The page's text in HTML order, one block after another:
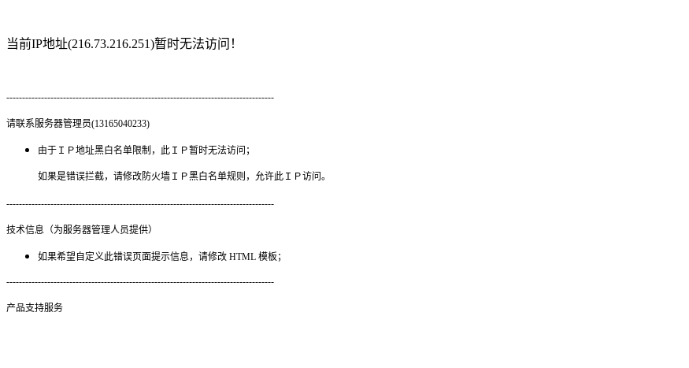
当前IP地址(216.73.216.251)暂时无法访问！
-------------------------------------------------------------------------------------
请联系服务器管理员(13165040233)
由于ＩＰ地址黑白名单限制，此ＩＰ暂时无法访问；
如果是错误拦截，请修改防火墙ＩＰ黑白名单规则，允许此ＩＰ访问。
-------------------------------------------------------------------------------------
技术信息（为服务器管理人员提供）
如果希望自定义此错误页面提示信息，请修改 HTML 模板；
-------------------------------------------------------------------------------------
产品支持服务